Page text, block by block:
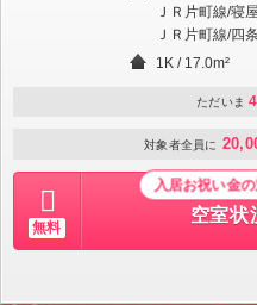
ＪＲ片町線/寝
ＪＲ片町線/四
1K / 17.0m²
ただいま
対象者全員に
無料
入居お祝い金
空室状